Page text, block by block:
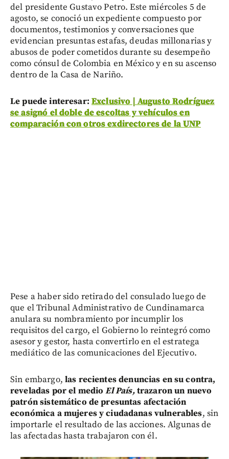
del presidente Gustavo Petro. Este miércoles 5 de
agosto, se conoció un expediente compuesto por
documentos, testimonios y conversaciones que
evidencian presuntas estafas, deudas millonarias y
abusos de poder cometidos durante su desempeño
como cónsul de Colombia en México y en su ascenso
dentro de la Casa de Nariño.
Le puede interesar: Exclusivo | Augusto Rodríguez
se asignó el doble de escoltas y vehículos en
comparación con otros exdirectores de la UNP
Pese a haber sido retirado del consulado luego de
que el Tribunal Administrativo de Cundinamarca
anulara su nombramiento por incumplir los
requisitos del cargo, el Gobierno lo reintegró como
asesor y gestor, hasta convertirlo en el estratega
mediático de las comunicaciones del Ejecutivo.
Sin embargo, las recientes denuncias en su contra,
reveladas por el medioEl País,trazaron un nuevo
patrón sistemático de presuntas afectación
económica a mujeres y ciudadanas vulnerables, sin
importarle el resultado de las acciones. Algunas de
las afectadas hasta trabajaron con él.